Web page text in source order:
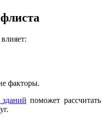
факторы.
поможет рассчитать